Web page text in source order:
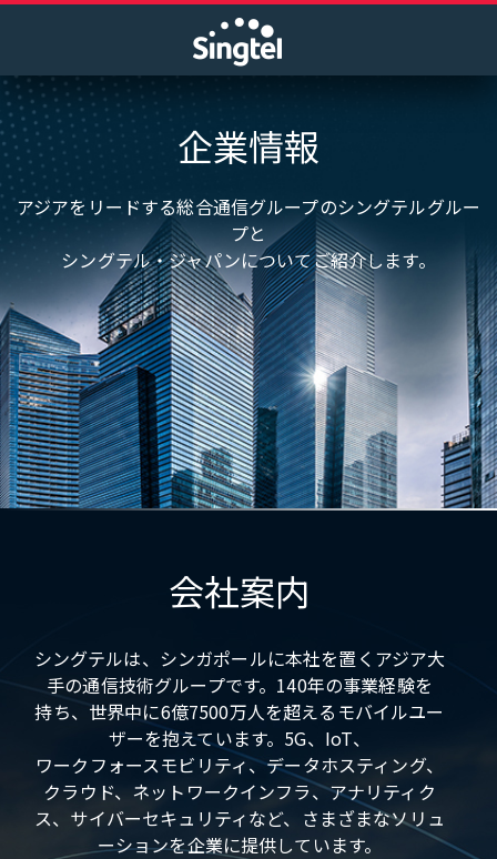
企業情報
アジアをリードする総合通信グループのシングテルグルー
プと
シングテル・ジャパンについてご紹介します。
会社案内
シングテルは、シンガポールに本社を置くアジア大
手の通信技術グループです。140年の事業経験を
持ち、世界中に6億7500万人を超えるモバイルユー
ザーを抱えています。5G、IoT、
ワークフォースモビリティ、データホスティング、
クラウド、ネットワークインフラ、アナリティク
ス、サイバーセキュリティなど、さまざまなソリュ
ーションを企業に提供しています。